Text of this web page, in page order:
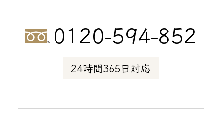
0120-594-852
24時間365日対応